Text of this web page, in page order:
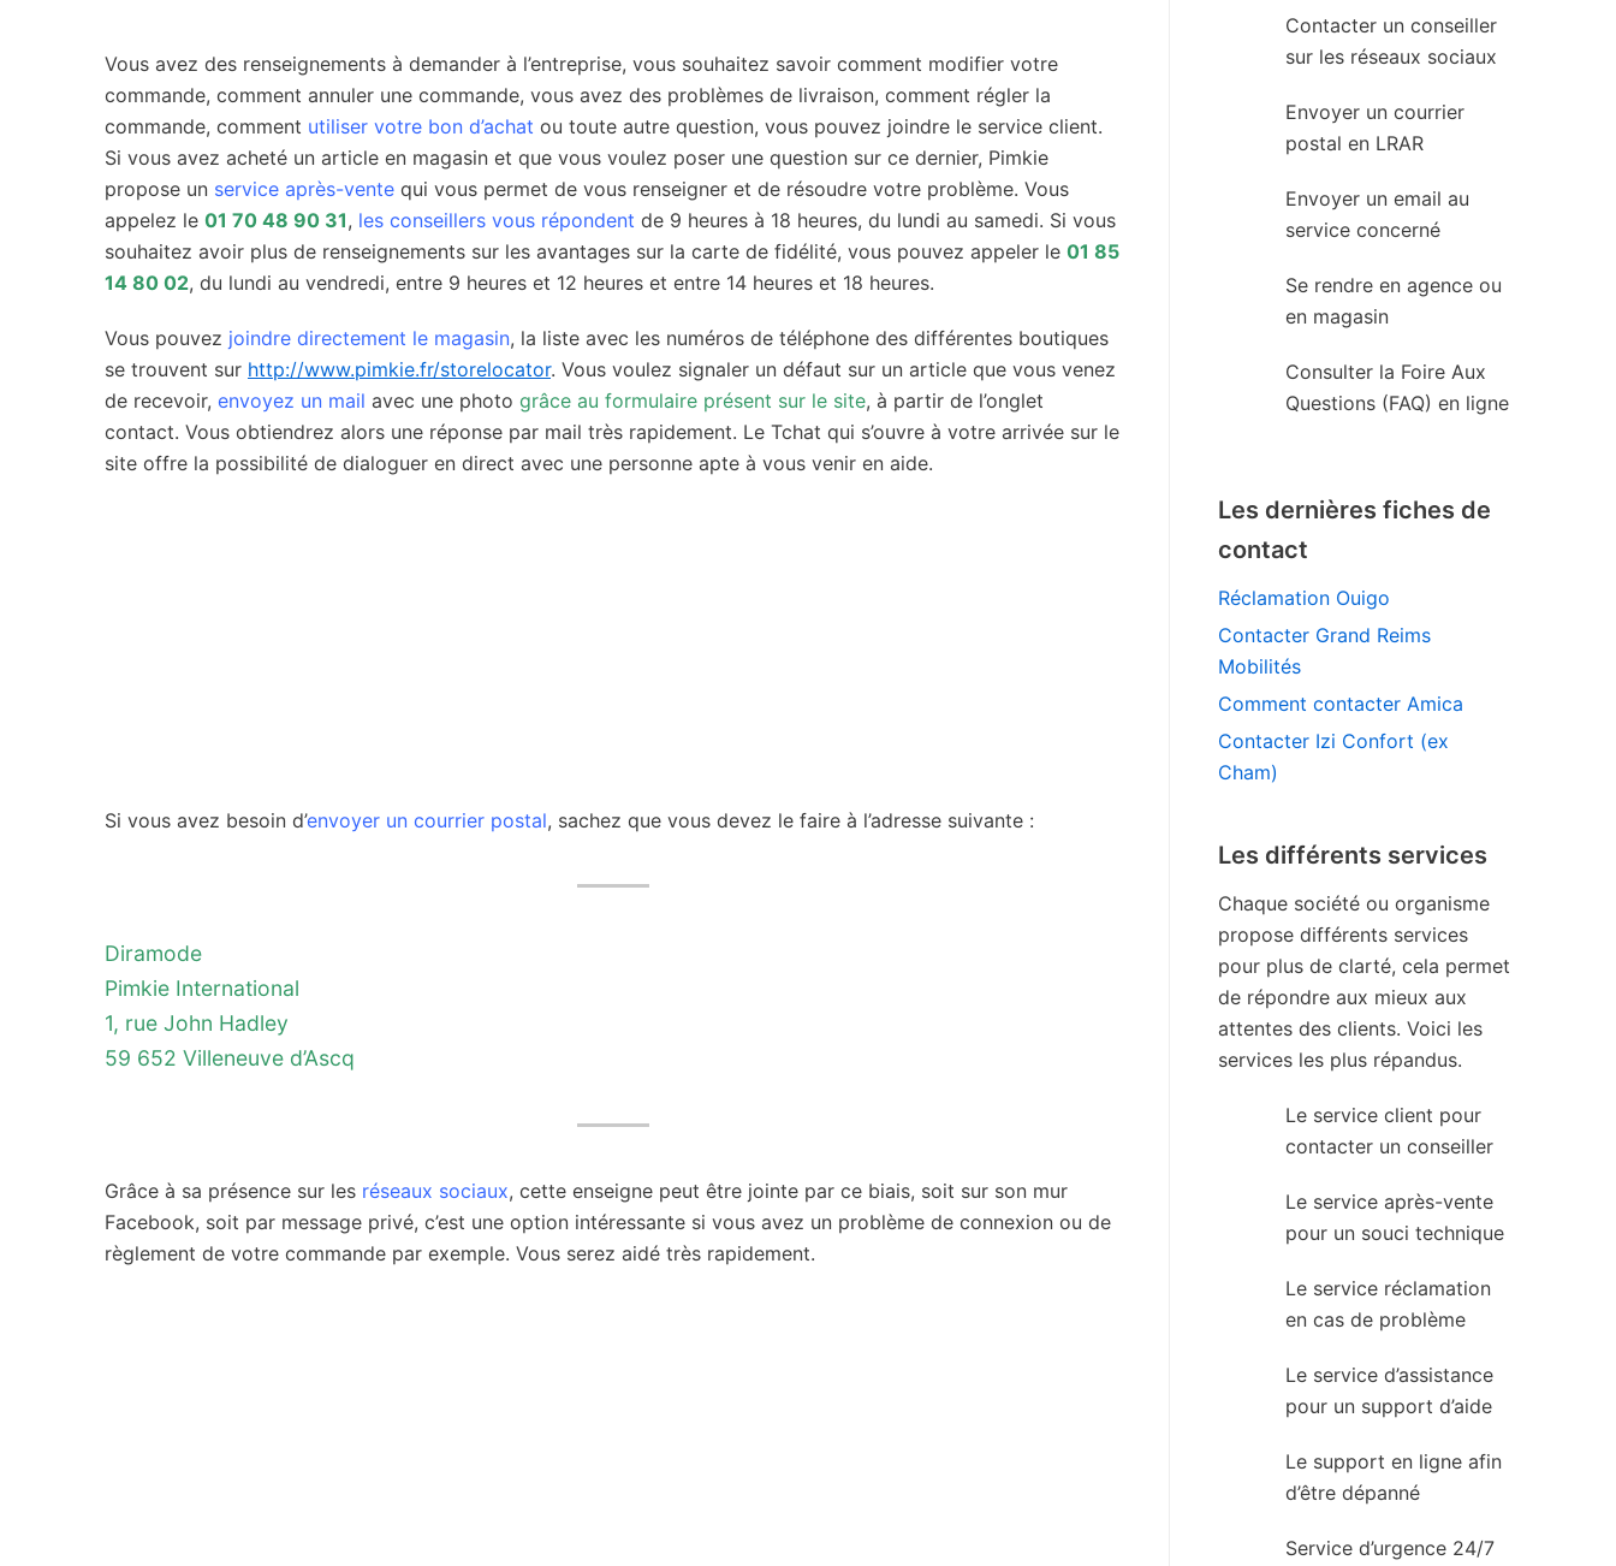
Vous avez des renseignements à demander à l’entreprise, vous souhaitez savoir comment modifier votre
commande, comment annuler une commande, vous avez des problèmes de livraison, comment régler la
commande, comment utiliser votre bon d’achat ou toute autre question, vous pouvez joindre le service client.
Si vous avez acheté un article en magasin et que vous voulez poser une question sur ce dernier, Pimkie
propose un service après-vente qui vous permet de vous renseigner et de résoudre votre problème. Vous
appelez le 01 70 48 90 31, les conseillers vous répondent de 9 heures à 18 heures, du lundi au samedi. Si vous
souhaitez avoir plus de renseignements sur les avantages sur la carte de fidélité, vous pouvez appeler le 01 85
14 80 02, du lundi au vendredi, entre 9 heures et 12 heures et entre 14 heures et 18 heures.
Vous pouvez joindre directement le magasin, la liste avec les numéros de téléphone des différentes boutiques
se trouvent sur http://www.pimkie.fr/storelocator. Vous voulez signaler un défaut sur un article que vous venez
de recevoir, envoyez un mail avec une photo grâce au formulaire présent sur le site, à partir de l’onglet
contact. Vous obtiendrez alors une réponse par mail très rapidement. Le Tchat qui s’ouvre à votre arrivée sur le
site offre la possibilité de dialoguer en direct avec une personne apte à vous venir en aide.
Si vous avez besoin d’envoyer un courrier postal, sachez que vous devez le faire à l’adresse suivante :
Diramode
Pimkie International
1, rue John Hadley
59 652 Villeneuve d’Ascq
Grâce à sa présence sur les réseaux sociaux, cette enseigne peut être jointe par ce biais, soit sur son mur
Facebook, soit par message privé, c’est une option intéressante si vous avez un problème de connexion ou de
règlement de votre commande par exemple. Vous serez aidé très rapidement.
Contacter un conseiller
sur les réseaux sociaux
Envoyer un courrier
postal en LRAR
Envoyer un email au
service concerné
Se rendre en agence ou
en magasin
Consulter la Foire Aux
Questions (FAQ) en ligne
Les dernières fiches de
contact
Réclamation Ouigo
Contacter Grand Reims
Mobilités
Comment contacter Amica
Contacter Izi Confort (ex
Cham)
Les différents services
Chaque société ou organisme
propose différents services
pour plus de clarté, cela permet
de répondre aux mieux aux
attentes des clients. Voici les
services les plus répandus.
Le service client pour
contacter un conseiller
Le service après-vente
pour un souci technique
Le service réclamation
en cas de problème
Le service d’assistance
pour un support d’aide
Le support en ligne afin
d’être dépanné
Service d’urgence 24/7